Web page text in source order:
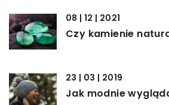
08 | 12 | 2021
Czy kamienie
23 | 03 | 2019
Jak modnie